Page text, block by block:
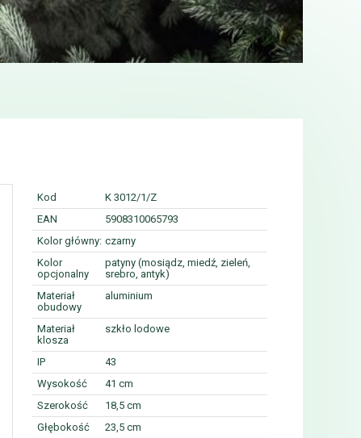
Kod
K 3012/1/Z
EAN
5908310065793
Kolor główny: czarny
Kolor
opcjonalny
patyny (mosiądz, miedź, zieleń,
srebro, antyk)
Materiał
obudowy
aluminium
Materiał
klosza
szkło lodowe
IP
43
Wysokość
41 cm
Szerokość
18,5 cm
Głębokość
23,5 cm